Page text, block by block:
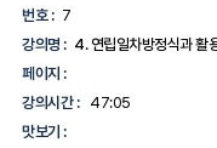
번호 : 7
강의명 : 4. 연립일차방정식과 활
페이지 :
강의시간 :
47:05
맛보기 :